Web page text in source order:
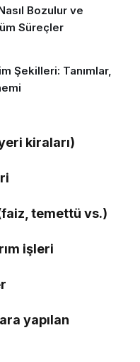
Bozulur ve
Süreçler
Şekilleri: Tanımlar,
kiraları)
temettü vs.)
işleri
yapılan